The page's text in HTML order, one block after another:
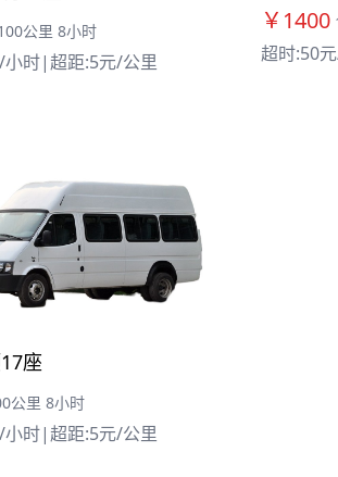
公里 8小时
小时|超距:5元/公里
￥1400
超时:50
座
公里 8小时
小时|超距:5元/公里